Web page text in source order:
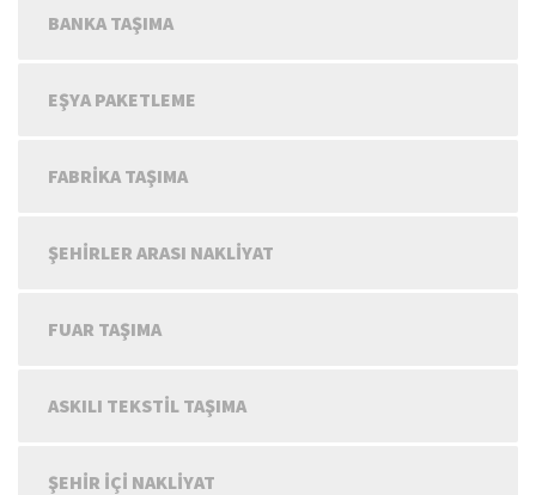
BANKA TAŞIMA
EŞYA PAKETLEME
FABRIKA TAŞIMA
ŞEHIRLER ARASI NAKLIYAT
FUAR TAŞIMA
ASKILI TEKSTIL TAŞIMA
ŞEHIR IÇI NAKLIYAT